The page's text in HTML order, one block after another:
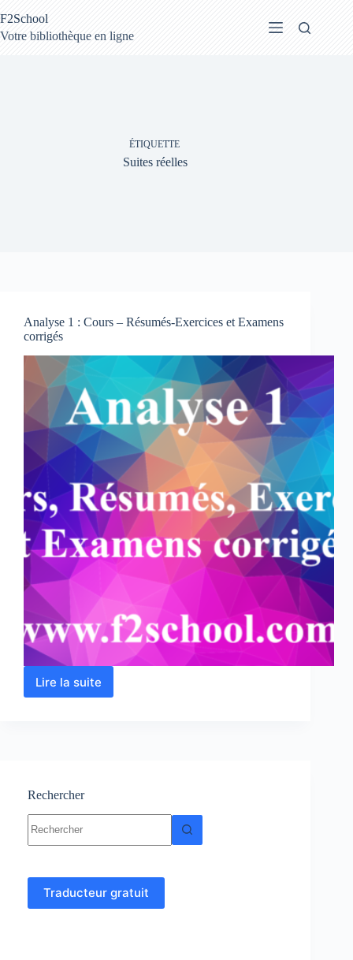
au
contenu
F2School
Votre bibliothèque en ligne
ÉTIQUETTE
Suites réelles
Analyse 1 : Cours – Résumés-Exercices et Examens
corrigés
Lire la suite
Analyse
et
corrigés
Rechercher
résultat
Traducteur gratuit